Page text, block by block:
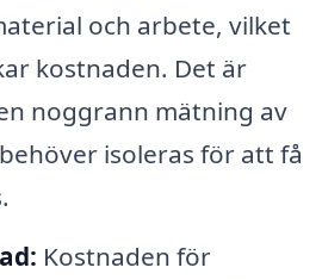
och arbete, vilket
kostnaden. Det är
noggrann mätning av
isoleras för att få
Kostnaden för